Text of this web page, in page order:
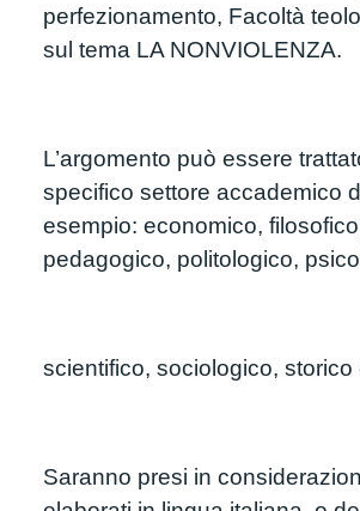
perfezionamento, Facoltà
sul tema LA NONVIOLENZA.
L’argomento può essere
specifico settore accademico
esempio: economico,
pedagogico, politologico,
scientifico, sociologico, storico
Saranno presi in